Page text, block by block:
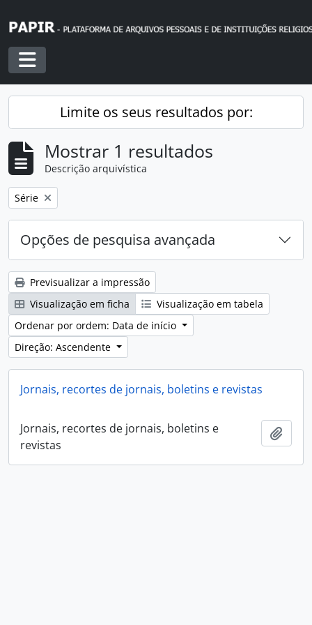
Toggle navigation
Limite os seus resultados por:
Mostrar 1 resultados
Descrição arquivística
Remover filtro:
Série
Opções de pesquisa avançada
Previsualizar a impressão
Visualização em ficha
Visualização em tabela
Ordenar por ordem: Data de início
Direção: Ascendente
Jornais, recortes de jornais, boletins e revistas
Jornais, recortes de jornais, boletins e
revistas